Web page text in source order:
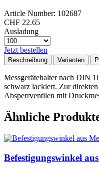
Article Number: 102687
CHF 22.65
Ausladung
Jetzt bestellen
Beschreibung Varianten
Messgerätehalter nach DIN
schwarz lackiert. Zur
Absperrventilen mit
Ähnliche
Befestigungswinkel